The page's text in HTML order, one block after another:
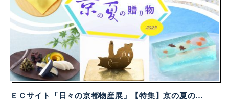
ＥＣサイト「日々の京都物産展」【特集】京の夏の贈り物2025について